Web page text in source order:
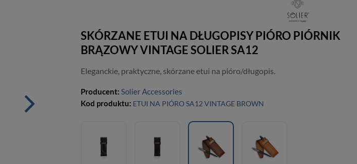
SKÓRZANE ETUI NA DŁUGOPISY PIÓRO PIÓRNIK
BRĄZOWY VINTAGE SOLIER SA12
Eleganckie, praktyczne, skórzane etui na pióro/długopis.
Producent:Solier Accessories
Kod produktu: ETUI NA PIÓRO SA12 VINTAGE BROWN